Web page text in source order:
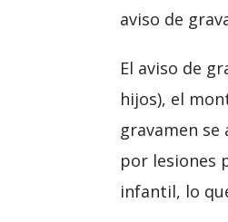
aviso de
El aviso de
hijos), el
gravamen
por lesiones
infantil, lo